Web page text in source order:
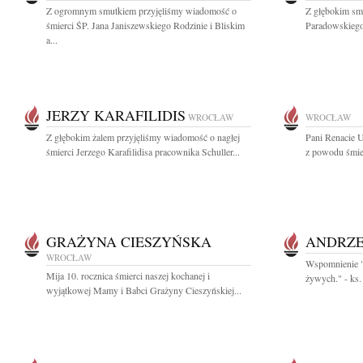
Z ogromnym smutkiem przyjęliśmy wiadomość o
śmierci ŚP. Jana Janiszewskiego Rodzinie i Bliskim
a...
Z głębokim
JERZY KARAFILIDIS WROCŁAW
Z głębokim żalem przyjęliśmy wiadomość o nagłej
śmierci Jerzego Karafilidisa pracownika Schuller...
WROCŁAW
Pani Renacie
z powodu
GRAŻYNA CIESZYŃSKA
WROCŁAW
Mija 10. rocznica śmierci naszej kochanej i
wyjątkowej Mamy i Babci Grażyny Cieszyńskiej...
Wspomnienie
żywych." - ks.